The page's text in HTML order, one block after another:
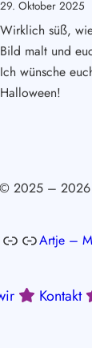
29. Oktober 2025
Wirklich süß,
Bild malt und
Ich wünsche
Halloween!
2025 – 2026
LinkLinkArtje –
Kontakt